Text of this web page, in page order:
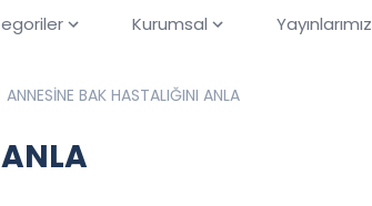
Kurumsal Yayınlarımız
ANNESİNE BAK HASTALIĞINI ANLA